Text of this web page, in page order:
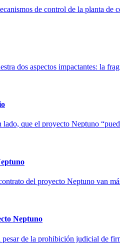
de control de la planta
dos aspectos impactantes: la
que el proyecto Neptuno
del proyecto Neptuno van
Neptuno
de la prohibición judicial de